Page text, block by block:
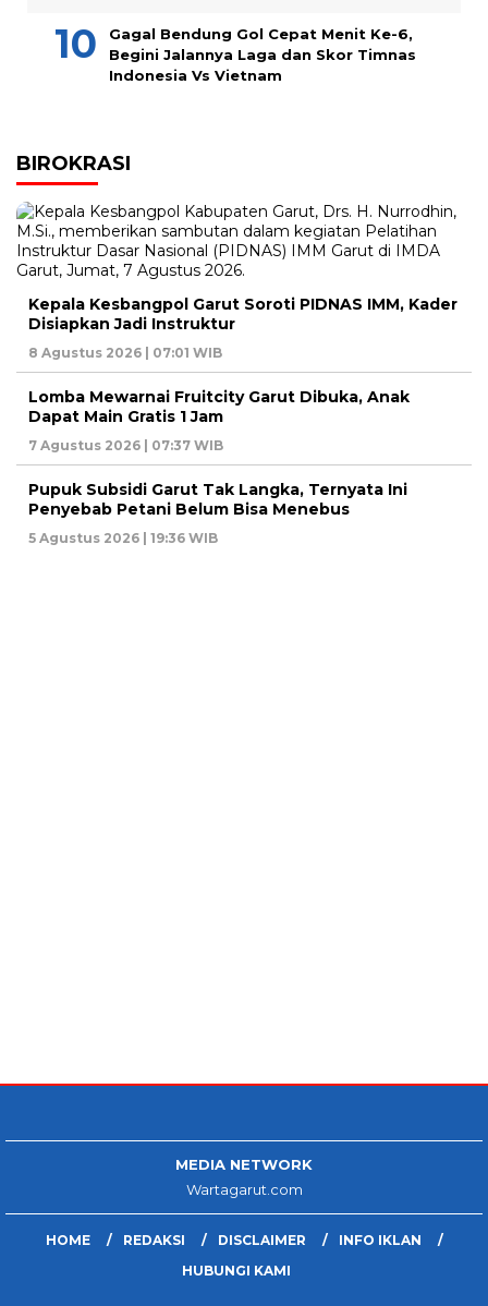
Gagal Bendung Gol Cepat Menit Ke-6,
Begini Jalannya Laga dan Skor Timnas
Indonesia Vs Vietnam
BIROKRASI
Kepala Kesbangpol Garut Soroti PIDNAS IMM, Kader
Disiapkan Jadi Instruktur
8 Agustus 2026 | 07:01 WIB
Lomba Mewarnai Fruitcity Garut Dibuka, Anak
Dapat Main Gratis 1 Jam
7 Agustus 2026 | 07:37 WIB
Pupuk Subsidi Garut Tak Langka, Ternyata Ini
Penyebab Petani Belum Bisa Menebus
5 Agustus 2026 | 19:36 WIB
MEDIA NETWORK
Wartagarut.com
HOME REDAKSI DISCLAIMER
INFO IKLAN
HUBUNGI KAMI